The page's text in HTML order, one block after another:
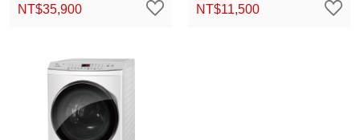
NT$35,900 NT$11,500